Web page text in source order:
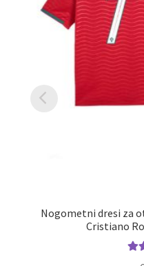
Nogometni dresi za
Cristiano